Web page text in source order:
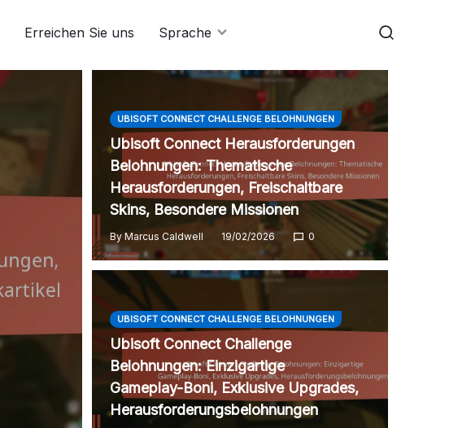
Erreichen Sie uns Sprache
UBISOFT CONNECT CHALLENGE BELOHNUNGEN
Ubisoft Connect Herausforderungen
Belohnungen: Thematische
Herausforderungen, Freischaltbare
Skins, Besondere Missionen
By Marcus Caldwell 19/02/2026 0
UBISOFT CONNECT CHALLENGE BELOHNUNGEN
Ubisoft Connect Challenge
Belohnungen: Einzigartige
Gameplay-Boni, Exklusive Upgrades,
Herausforderungsbelohnungen